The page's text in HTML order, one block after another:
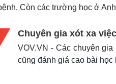
Còn các trường học ở
Chuyên gia xót xa
VOV.VN - Các chuyên
cũng đánh giá cao bài học